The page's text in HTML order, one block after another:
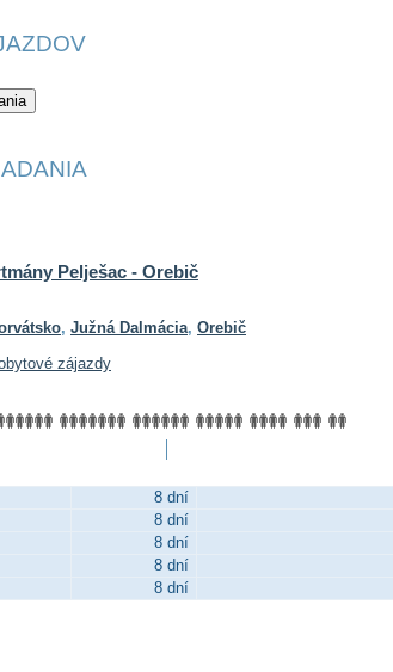
Pelješac - Orebič
, Južná Dalmácia, Orebič
zájazdy
8 dní
8 dní
8 dní
8 dní
8 dní